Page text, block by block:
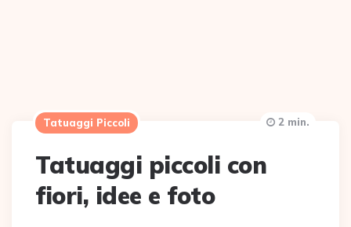
Tatuaggi Piccoli
Tatuaggi piccoli con
fiori, idee e foto
2 min.